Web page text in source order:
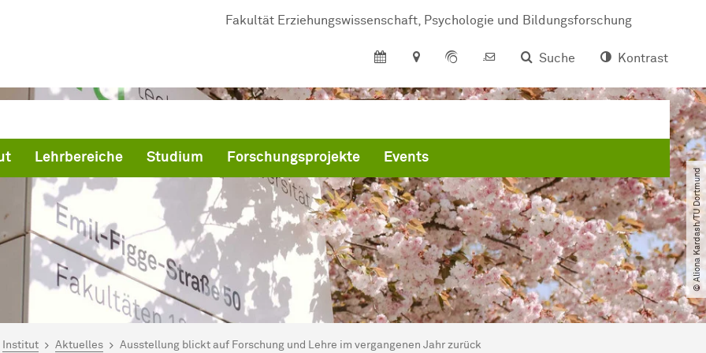
Fakultät Er­zieh­ungs­wis­sen­schaft, Psy­cho­lo­gie und Bil­dungs­for­schung
Suche
Kontrast
Lehrbereiche Studium Forschungsprojekte Events
© Aliona Kardash​/​TU Dortmund
hier:
Institut Aktuelles Aus­stel­lung blickt auf For­schung und Lehre im ver­gang­enen Jahr zu­rück